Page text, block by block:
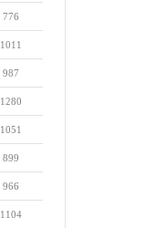
776
1011
987
1280
1051
899
966
1104